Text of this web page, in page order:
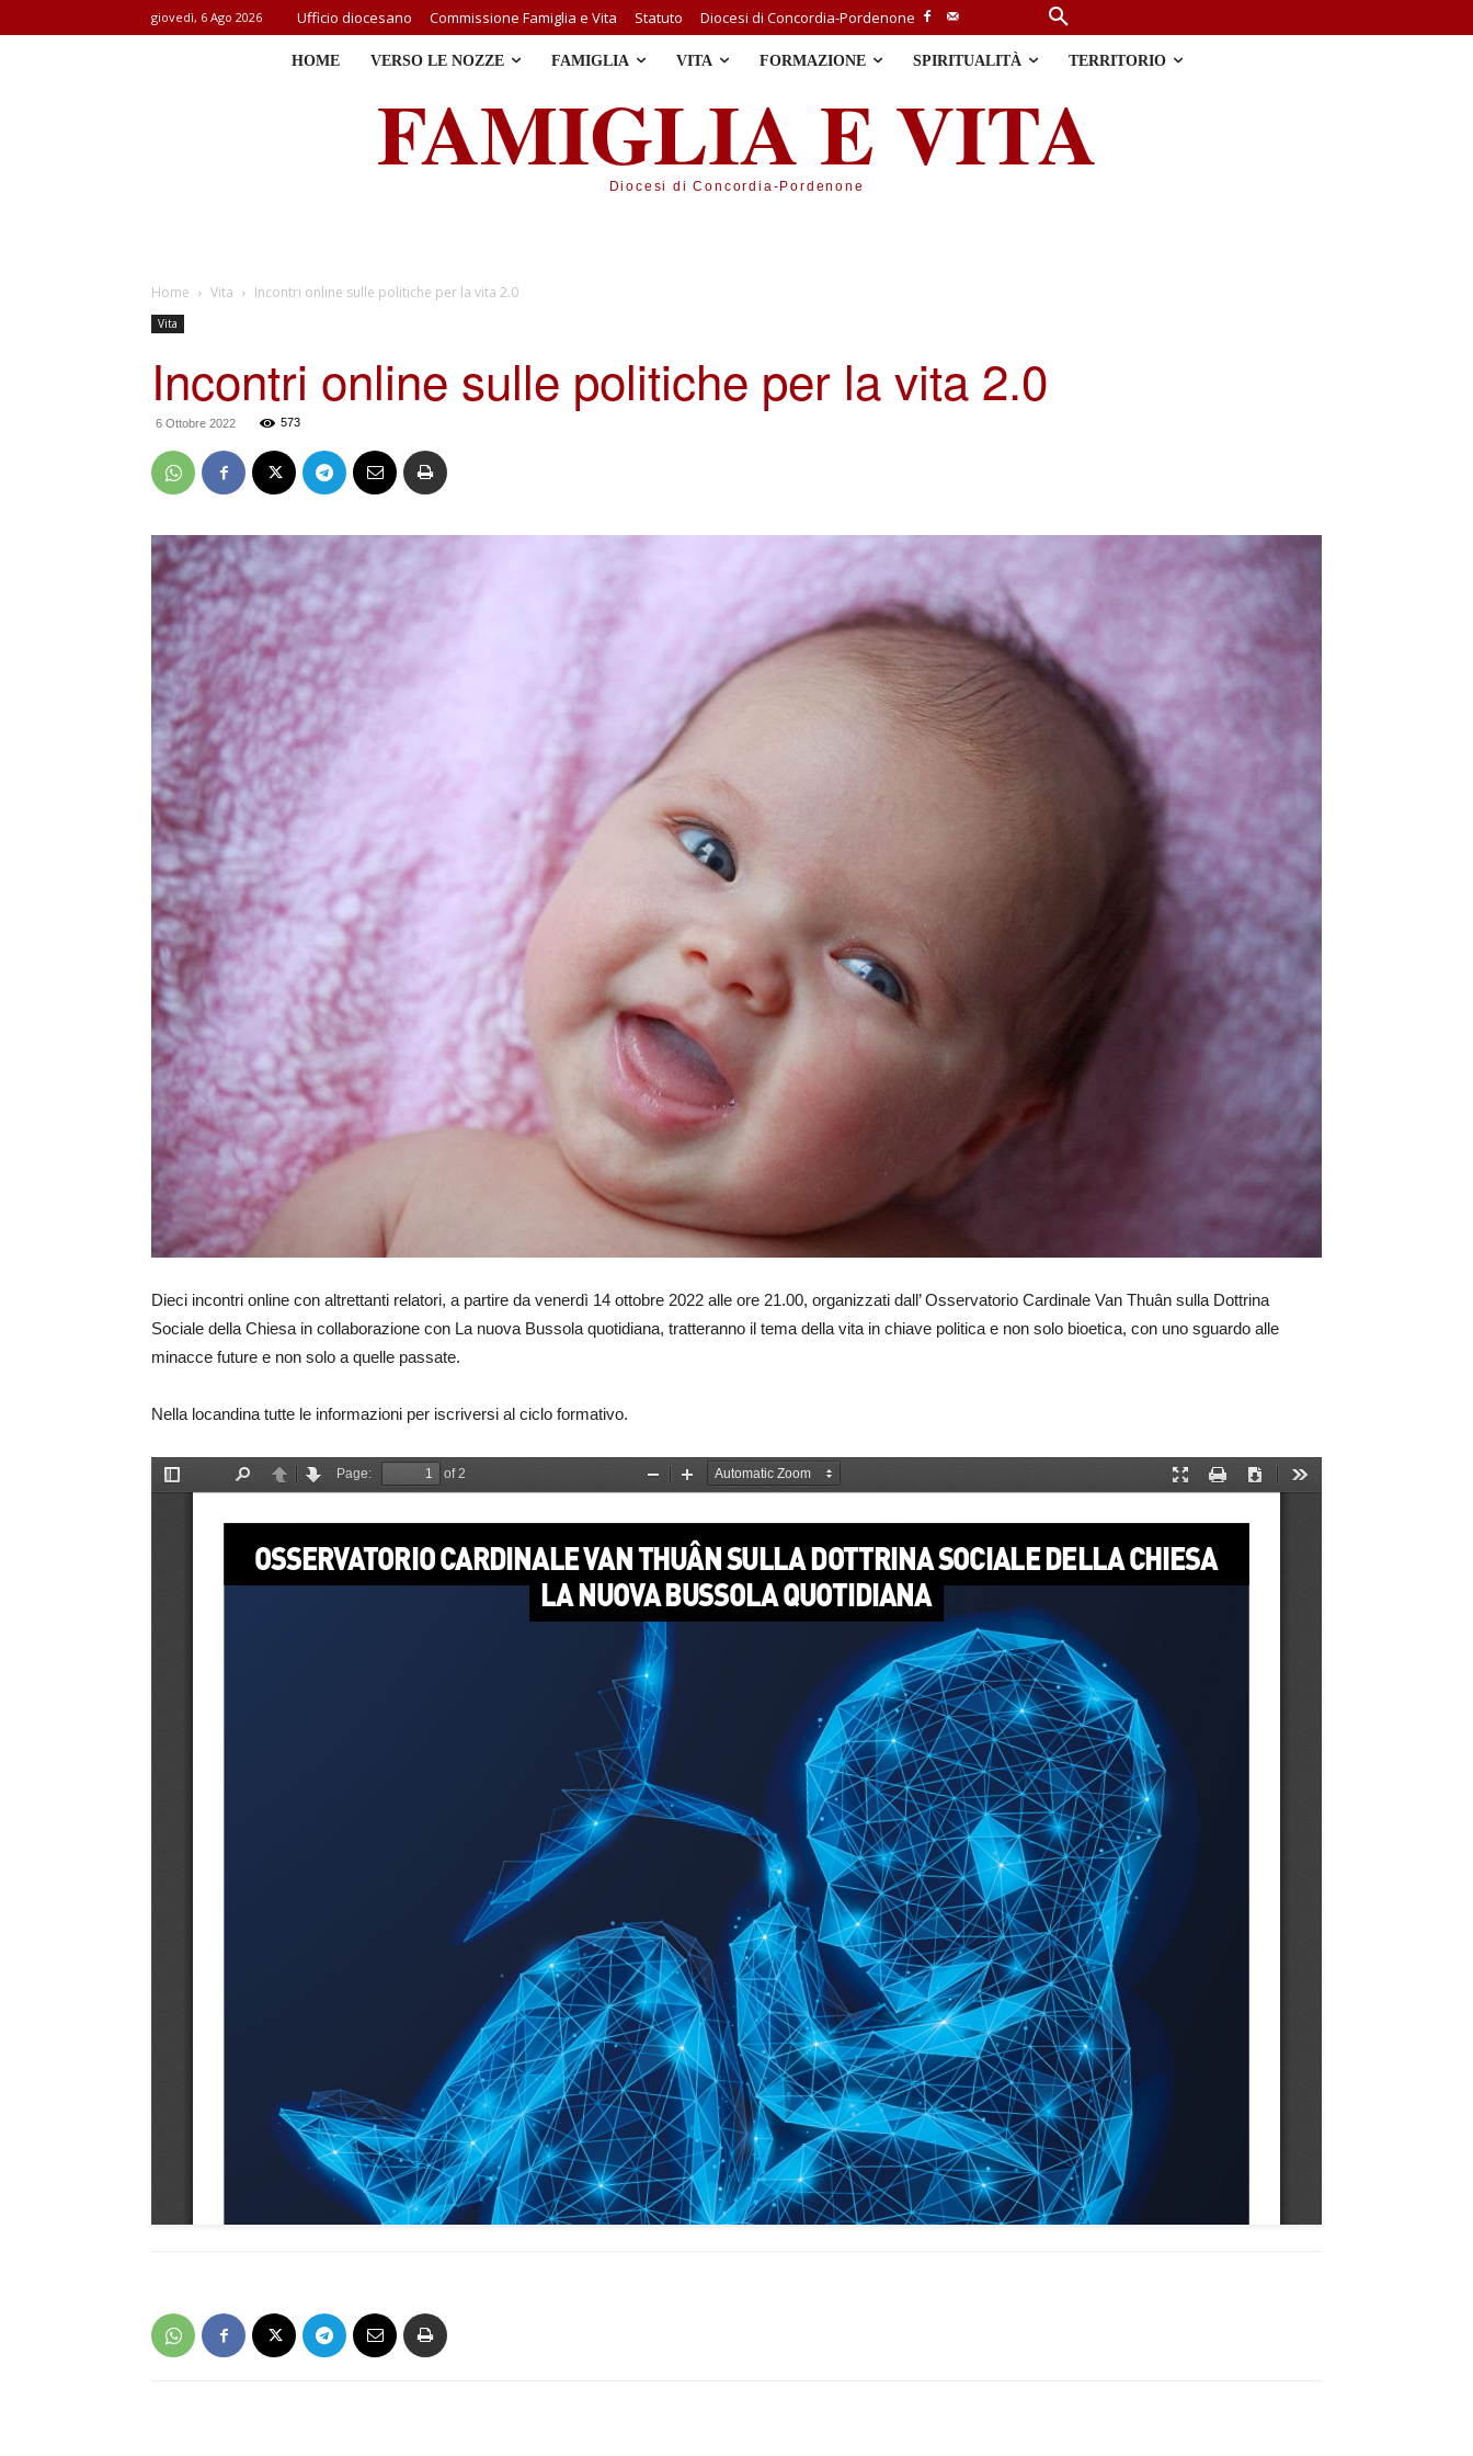
giovedì, 6 Ago 2026 Ufficio diocesano Commissione Famiglia e Vita Statuto Diocesi di Concordia-Pordenone
HOME VERSO LE NOZZE FAMIGLIA VITA FORMAZIONE SPIRITUALITÀ TERRITORIO
FAMIGLIA E VITA
Diocesi di Concordia-Pordenone
Home Vita Incontri online sulle politiche per la vita 2.0
Vita
Incontri online sulle politiche per la vita 2.0
6 Ottobre 2022 573
Dieci incontri online con altrettanti relatori, a partire da venerdì 14 ottobre 2022 alle ore 21.00, organizzati dall’ Osservatorio Cardinale Van Thuân sulla Dottrina
Sociale della Chiesa in collaborazione con La nuova Bussola quotidiana, tratteranno il tema della vita in chiave politica e non solo bioetica, con uno sguardo alle
minacce future e non solo a quelle passate.
Nella locandina tutte le informazioni per iscriversi al ciclo formativo.